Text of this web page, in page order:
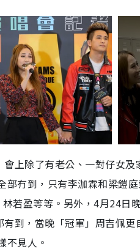
上除了有老公、一對仔女
冇到，只有李泇霖和梁鎧
若盈等等。另外，4月24日
到，當晚「冠軍」周吉佩更
不見人。